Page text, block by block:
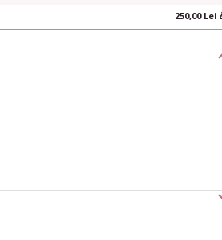
250,00 Lei